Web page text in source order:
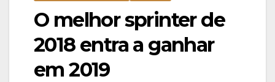
O melhor sprinter de
2018 entra a ganhar
em 2019